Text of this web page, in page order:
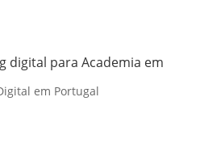
digital para Academia em
em Portugal